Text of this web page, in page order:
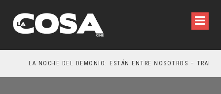
LA NOCHE DEL DEMONIO: ESTÁN ENTRE NOSOTROS – TRAILER FINAL